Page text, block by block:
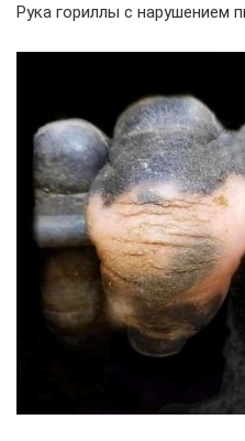
Рука гориллы с нарушением